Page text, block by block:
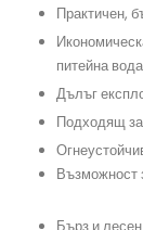
Практичен,
питейна вода
Дълъг
Подходящ
Възможност